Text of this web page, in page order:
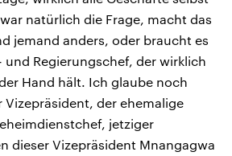
natürlich die Frage, macht das
jemand anders, oder braucht es
und Regierungschef, der wirklich
Hand hält. Ich glaube noch
Vizepräsident, der ehemalige
jetziger
dieser Vizepräsident Mnangagwa